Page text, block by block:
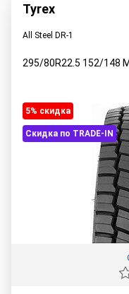
Tyrex
All Steel DR-1
295/80R22.5 152/148 M
5% cкидка
Скидка по TRADE-IN